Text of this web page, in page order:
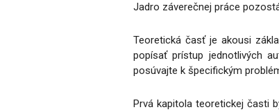
Jadro záverečnej práce
Teoretická časť je akousi
popísať prístup jednotlivých
posúvajte k špecifickým
Prvá kapitola teoretickej časti